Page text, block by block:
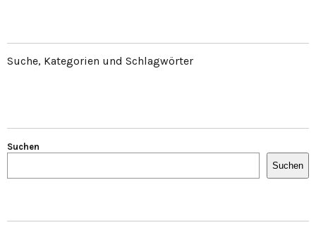
Suche, Kategorien und Schlagwörter
Suchen
Suchen